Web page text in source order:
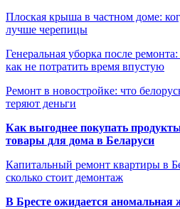
Плоская крыша в частном доме:
лучше черепицы
Генеральная уборка после ремонта:
как не потратить время впустую
Ремонт в новостройке: что
теряют деньги
Как выгоднее покупать
товары для дома в Беларуси
Капитальный ремонт квартиры в
сколько стоит демонтаж
В Бресте ожидается аномальная